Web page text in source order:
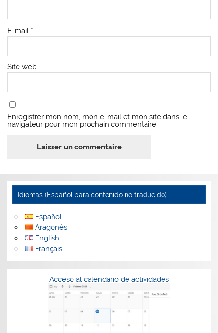
E-mail *
Site web
Enregistrer mon nom, mon e-mail et mon site dans le
navigateur pour mon prochain commentaire.
Idiomas (Español para contenido no traducido)
Español
Aragonés
English
Français
Acceso al calendario de actividades